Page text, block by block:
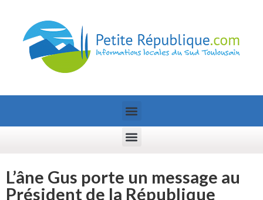
L’âne Gus porte un message au
Président de la République